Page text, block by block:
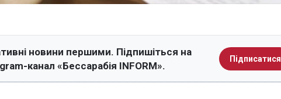
новини першими. Підпишіться на
канал «Бессарабія INFORM».
Підписатися